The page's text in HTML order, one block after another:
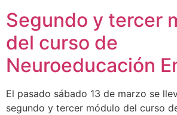
Segundo y tercer
del curso de
Neuroeducación
El pasado sábado 13 de marzo se
segundo y tercer módulo del curso